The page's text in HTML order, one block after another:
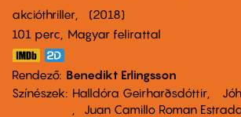
akcióthriller
2018
101 perc,
Magyar felirattal
Rendező Benedikt Erlingsson
Színészek
Halldóra Geirharðsdóttir
Juan Camillo Roman